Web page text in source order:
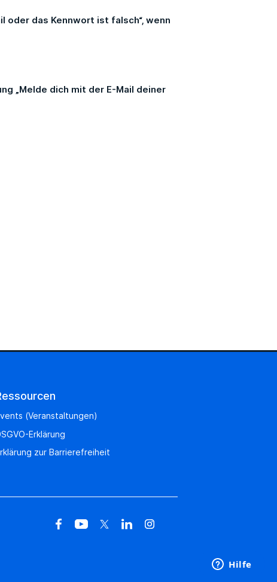
oder das Kennwort ist falsch“, wenn
„Melde dich mit der E-Mail deiner
(Veranstaltungen)
Erklärung
zur Barrierefreiheit